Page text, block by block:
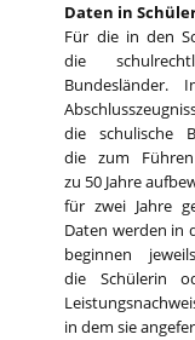
Daten in
Für die in den
die
Bundesländer.
die schulische
die zum
zu 50 Jahre
für zwei Jahre
Daten werden in
beginnen
die Schülerin
in dem sie